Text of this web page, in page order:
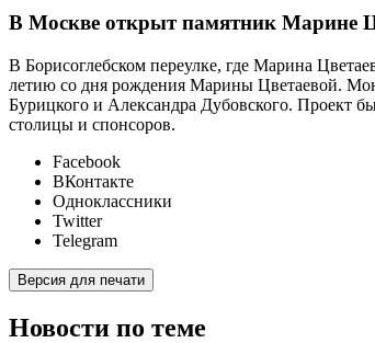
В Москве открыт памятник Марине
В Борисоглебском переулке, где Марина
летию со дня рождения Марины Цветаевой.
Бурицкого и Александра Дубовского. Проект
столицы и спонсоров.
Facebook
ВКонтакте
Одноклассники
Twitter
Telegram
Версия для печати
Новости по теме